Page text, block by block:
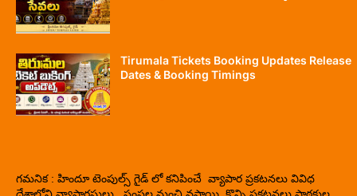
Tirumala Tickets Booking Updates Release
Dates & Booking Timings
గమనిక : హిందూ టెంపుల్స్ గైడ్ లో కనిపించే వ్యాపార ప్రకటనలు వివిధ